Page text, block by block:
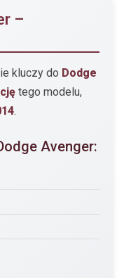
–
kluczy do Dodge
tego modelu,
.
Avenger: